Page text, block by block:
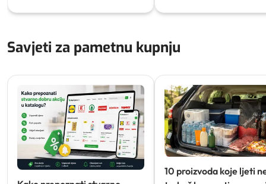
Savjeti za pametnu kupnju
10 proizvoda koje ljeti